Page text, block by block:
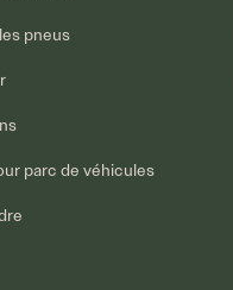
pneus
parc de véhicules